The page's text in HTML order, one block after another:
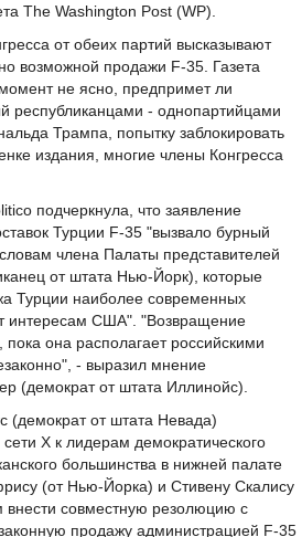
The Washington Post (WP).
от обеих партий высказывают
возможной продажи F-35. Газета
не ясно, предпримет ли
республиканцами - однопартийцами
Трампа, попытку заблокировать
издания, многие члены Конгресса
подчеркнула, что заявление
Турции F-35 "вызвало бурный
члена Палаты представителей
от штата Нью-Йорк), которые
Турции наиболее современных
интересам США". "Возвращение
она располагает российскими
- выразил мнение
(демократ от штата Иллинойс).
(демократ от штата Невада)
X к лидерам демократического
большинства в нижней палате
(от Нью-Йорка) и Стивену Скалису
внести совместную резолюцию с
продажу администрацией F-35